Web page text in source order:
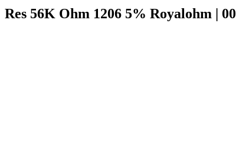
Res 56K Ohm 1206 5% Royalohm | 00